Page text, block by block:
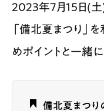
2023年7月15日(土
「備北夏まつり」
めポイントと一緒に
備北夏まつり